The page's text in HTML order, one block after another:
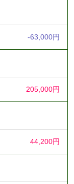
-63,000円
205,000円
44,200円